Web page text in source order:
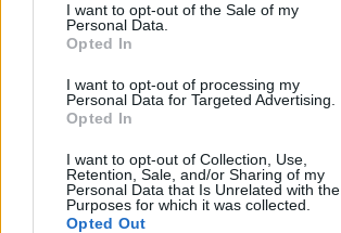
I want to opt-out of the Sale of my
Personal Data.
Opted In
I want to opt-out of processing my
Personal Data for Targeted Advertising.
Opted In
I want to opt-out of Collection, Use,
Retention, Sale, and/or Sharing of my
Personal Data that Is Unrelated with the
Purposes for which it was collected.
Opted Out
Continua a leggere
LIFESTYLE